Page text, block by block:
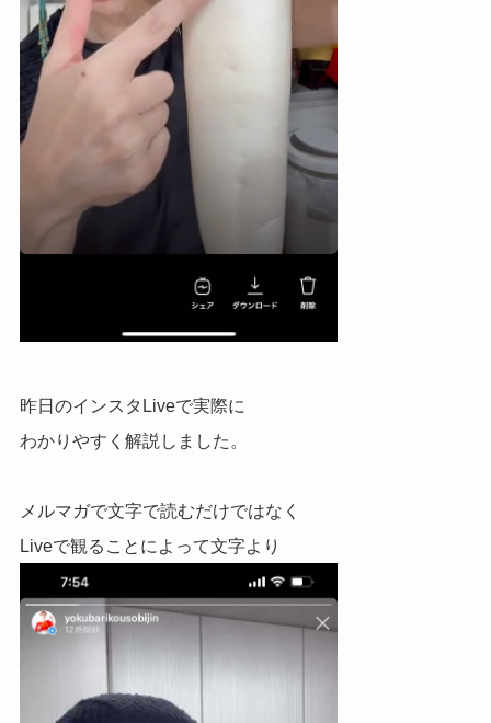
昨日のインスタLiveで実際に
わかりやすく解説しました。
メルマガで文字で読むだけではなく
Liveで観ることによって文字より